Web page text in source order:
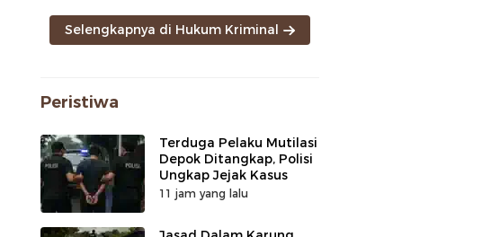
Selengkapnya di Hukum Kriminal
Peristiwa
Terduga Pelaku Mutilasi
Depok Ditangkap, Polisi
Ungkap Jejak Kasus
11 jam yang lalu